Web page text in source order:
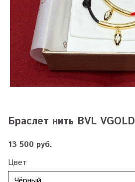
Браслет нить BVL VGOLD
13 500 руб.
Цвет